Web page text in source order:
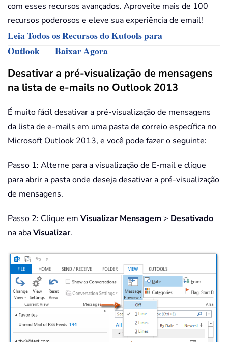
com esses recursos avançados. Aproveite mais de 100
recursos poderosos e eleve sua experiência de email!
Leia Todos os Recursos do Kutools para
Outlook
Baixar Agora
Desativar a pré-visualização de mensagens
na lista de e-mails no Outlook 2013
É muito fácil desativar a pré-visualização de mensagens
da lista de e-mails em uma pasta de correio específica no
Microsoft Outlook 2013, e você pode fazer o seguinte:
Passo 1: Alterne para a visualização de E-mail e clique
para abrir a pasta onde deseja desativar a pré-visualização
de mensagens.
Passo 2: Clique em Visualizar Mensagem > Desativado
na abaVisualizar.